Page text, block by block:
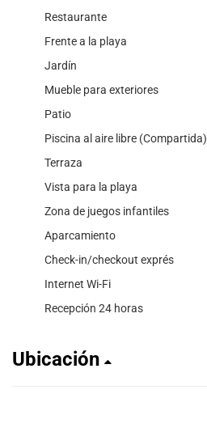
Restaurante
Frente a la playa
Jardín
Mueble para exteriores
Patio
Piscina al aire libre (Compartida)
Terraza
Vista para la playa
Zona de juegos infantiles
Aparcamiento
Check-in/checkout exprés
Internet Wi-Fi
Recepción 24 horas
Ubicación